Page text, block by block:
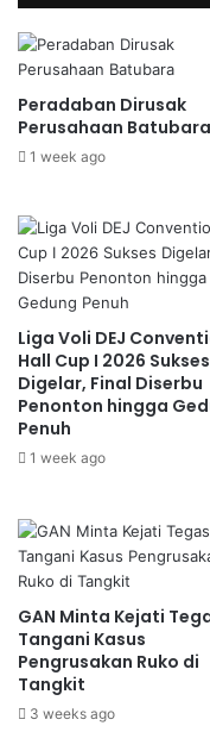
Peradaban Dirusak
Perusahaan Batubara
1 week ago
Liga Voli DEJ
Hall Cup I 2026 Sukses
Digelar, Final Diserbu
Penonton hingga
Penuh
1 week ago
GAN Minta Kejati
Tangani Kasus
Pengrusakan Ruko di
Tangkit
3 weeks ago